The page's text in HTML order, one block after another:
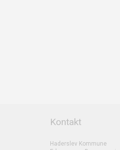
Kontakt
Haderslev Kommune